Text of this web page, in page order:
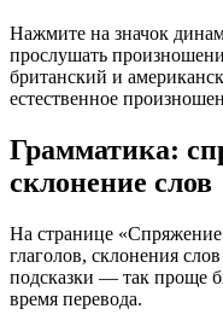
Нажмите на значок
прослушать
британский и
естественное
Грамматика:
склонение слов
На странице
глаголов, склонения
подсказки — так проще
время перевода.